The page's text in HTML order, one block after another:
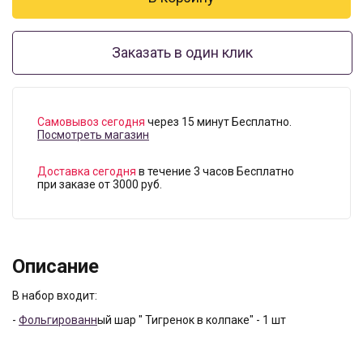
Заказать в один клик
Самовывоз сегодня через 15 минут Бесплатно.
Посмотреть магазин
Доставка сегодня в течение 3 часов Бесплатно
при заказе от 3000 руб.
Описание
В набор входит:
- Фольгированный шар " Тигренок в колпаке" - 1 шт